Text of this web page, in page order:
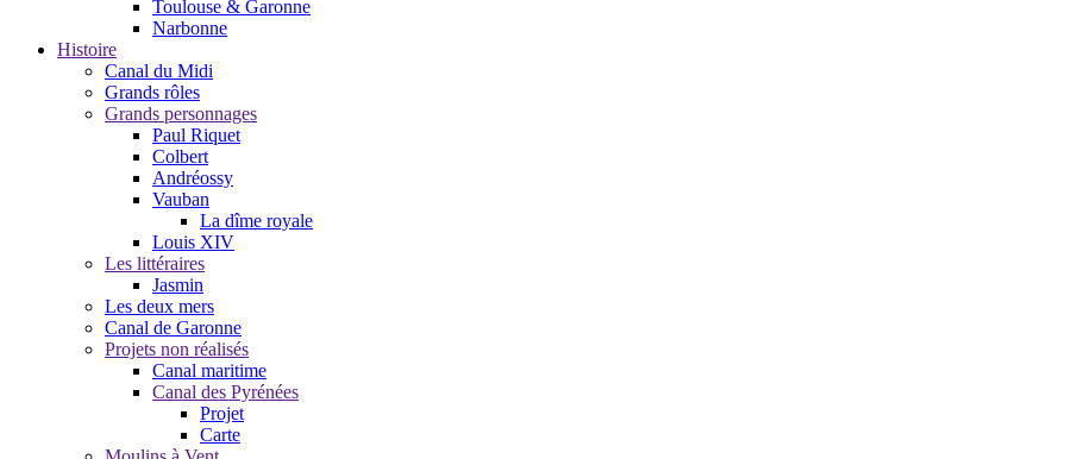
Toulouse & Garonne
Narbonne
Histoire
Canal du Midi
Grands rôles
Grands personnages
Paul Riquet
Colbert
Andréossy
Vauban
La dîme royale
Louis XIV
Les littéraires
Jasmin
Les deux mers
Canal de Garonne
Projets non réalisés
Canal maritime
Canal des Pyrénées
Projet
Carte